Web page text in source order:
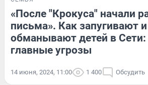
«После "Крокуса" начали
письма». Как запугивают и
обманывают детей в Сети:
главные угрозы
14 июня, 2024, 11:00 1 400 Обсудить